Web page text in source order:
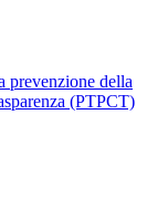
prevenzione della
(PTPCT)